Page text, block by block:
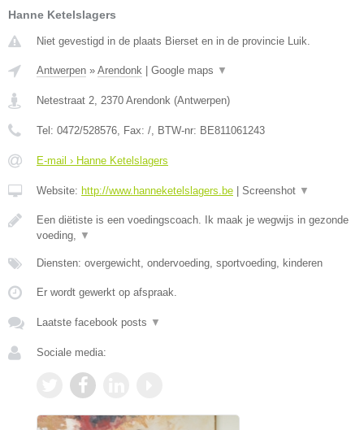
Hanne Ketelslagers
Niet gevestigd in de plaats Bierset en in de provincie Luik.
Antwerpen » Arendonk | Google maps ▼
Netestraat 2 2370 Arendonk (Antwerpen)
Tel: 0472/528576 , Fax: / , BTW-nr: BE811061243
E-mail › Hanne Ketelslagers
Website: http://www.hanneketelslagers.be | Screenshot ▼
Een diëtiste is een voedingscoach. Ik maak je wegwijs in gezonde
voeding,
▼
Diensten: overgewicht, ondervoeding, sportvoeding, kinderen
Er wordt gewerkt op afspraak.
Laatste facebook posts ▼
Sociale media: